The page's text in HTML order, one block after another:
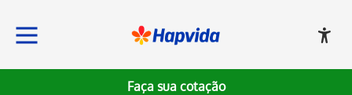
Faça sua cotação